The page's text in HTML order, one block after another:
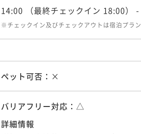
14:00 （最終チェックイン 18:00） -
※チェックイン及びチェックアウトは宿泊プラ
ペット可否： ×
バリアフリー対応： △
詳細情報